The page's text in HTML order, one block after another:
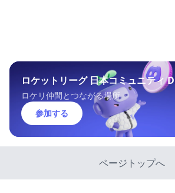
ロケットリーグ 日本コミュニティ
ロケリ仲間とつながる場所
参加する
ページトップへ